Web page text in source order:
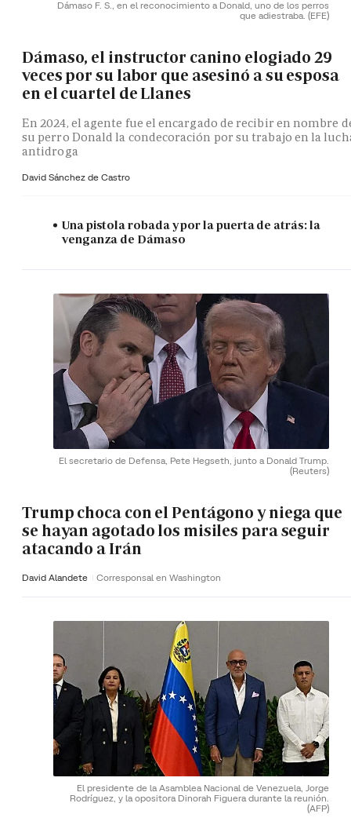
Dámaso F. S., en el reconocimiento a Donald, uno de los perros
que adiestraba. (EFE)
Dámaso, el instructor canino elogiado 29
veces por su labor que asesinó a su esposa
en el cuartel de Llanes
En 2024, el agente fue el encargado de recibir en nombre
su perro Donald la condecoración por su trabajo en la
antidroga
David Sánchez de Castro
Una pistola robada y por la puerta de atrás: la
venganza de Dámaso
El secretario de Defensa, Pete Hegseth, junto a Donald Trump.
(Reuters)
Trump choca con el Pentágono y niega que
se hayan agotado los misiles para seguir
atacando a Irán
David Alandete Corresponsal en Washington
El presidente de la Asamblea Nacional de Venezuela, Jorge
Rodríguez, y la opositora Dinorah Figuera durante la reunión.
(AFP)